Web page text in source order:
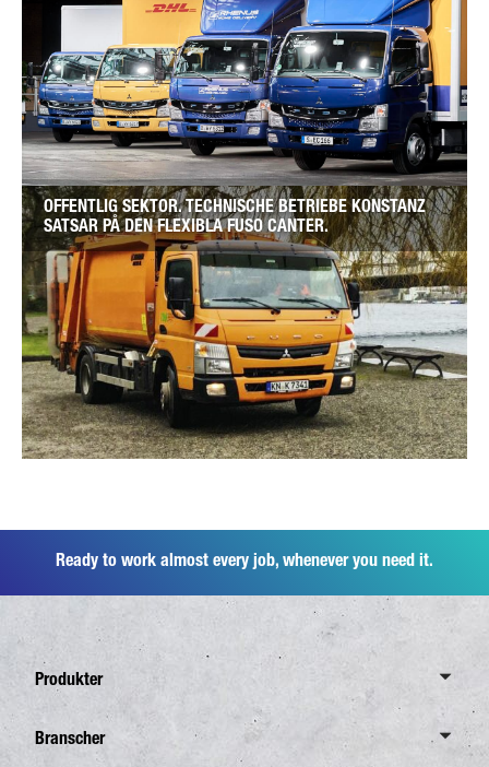
OFFENTLIG SEKTOR. TECHNISCHE BETRIEBE KONSTANZ
SATSAR PÅ DEN FLEXIBLA FUSO CANTER.
Ready to work almost every job, whenever you need it.
Produkter
Översikt Canter
Branscher